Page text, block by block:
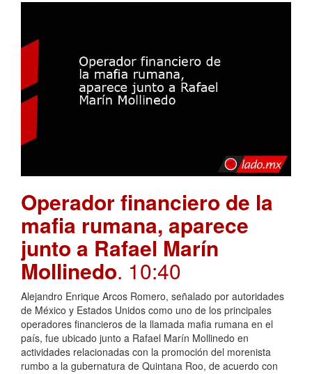
Operador financiero de la
mafia rumana, aparece
junto a Rafael Marín
Mollinedo. 10:40
Alejandro Enrique Arcos Romero, señalado por autoridades
de México y Estados Unidos como uno de los principales
operadores financieros de la llamada mafia rumana en el
país, fue ubicado junto a Rafael Marín Mollinedo en
actividades relacionadas con la promoción del morenista
rumbo a la gubernatura de Quintana Roo, de acuerdo con